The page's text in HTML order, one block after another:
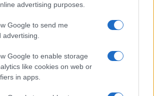
advertising purposes.
Google to send me
Google to enable storage
like cookies on web or
in apps.